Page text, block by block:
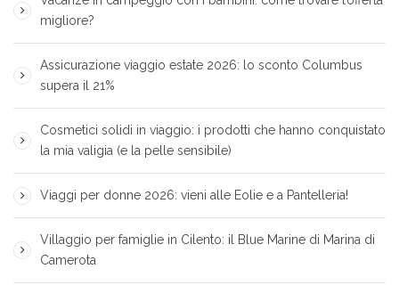
migliore?
Assicurazione viaggio estate 2026: lo sconto Columbus
supera il 21%
Cosmetici solidi in viaggio: i prodotti che hanno conquistato
la mia valigia (e la pelle sensibile)
Viaggi per donne 2026: vieni alle Eolie e a Pantelleria!
Villaggio per famiglie in Cilento: il Blue Marine di Marina di
Camerota